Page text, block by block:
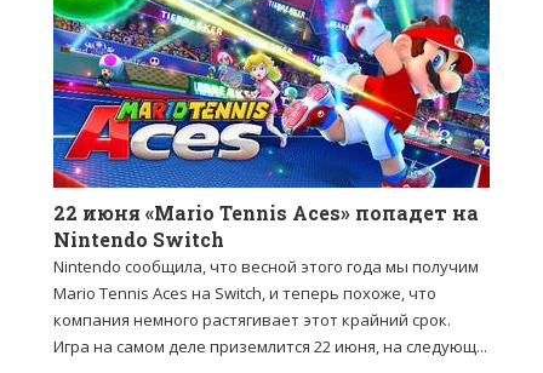
22 июня «Mario Tennis Aces» попадет на
Nintendo Switch
Nintendo сообщила, что весной этого года мы получим
Mario Tennis Aces на Switch, и теперь похоже, что
компания немного растягивает этот крайний срок.
Игра на самом деле приземлится 22 июня, на следующ...